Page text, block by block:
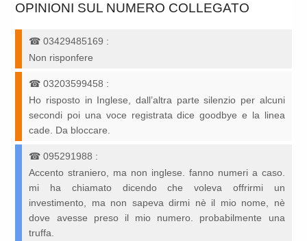
OPINIONI SUL NUMERO COLLEGATO
☎03429485169 :
Non risponfere
☎03203599458 :
Ho risposto in Inglese, dall’altra parte silenzio per alcuni
secondi poi una voce registrata dice goodbye e la linea
cade. Da bloccare.
☎095291988 :
Accento straniero, ma non inglese. fanno numeri a caso.
mi ha chiamato dicendo che voleva offrirmi un
investimento, ma non sapeva dirmi nè il mio nome, nè
dove avesse preso il mio numero. probabilmente una
truffa.